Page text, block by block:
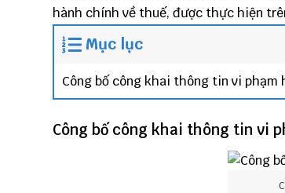
hành chính về thuế, được thực hiện
Mục lục
Công bố công khai thông tin vi phạm
Công bố công khai thông tin vi